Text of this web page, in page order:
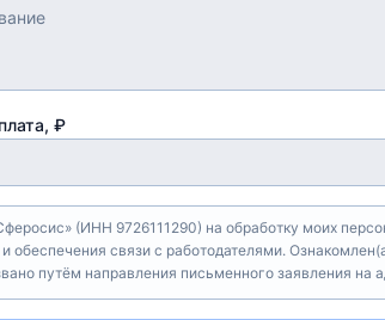
₽
(ИНН 9726111290) на обработку моих
связи с работодателями.
путём направления письменного заявления на